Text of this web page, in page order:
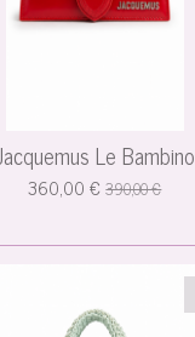
Le Bambino
360,00 € 390,00 €